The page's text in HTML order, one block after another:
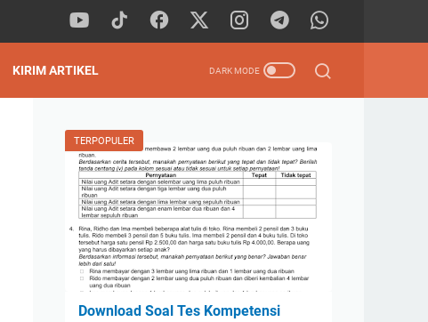
KIRIM ARTIKEL
TERPOPULER
Download Soal Tes Kompetensi